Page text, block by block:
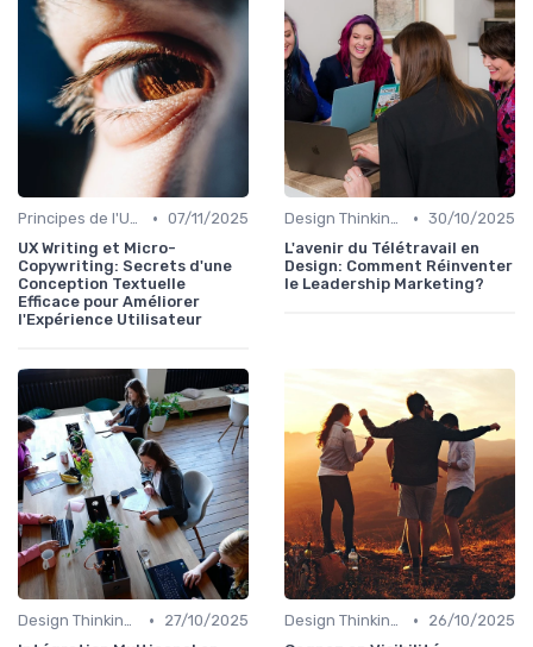
Principes de l'UX Design • 07/11/2025
UX Writing et Micro-
Copywriting: Secrets d'une
Conception Textuelle
Efficace pour Améliorer
l'Expérience Utilisateur
Design Thinking et Stratégies UX • 30/10/2025
L'avenir du Télétravail en
Design: Comment Réinventer
le Leadership Marketing?
Design Thinking et Stratégies UX •
27/10/2025
Design Thinking et Stratégies UX •
26/10/2025